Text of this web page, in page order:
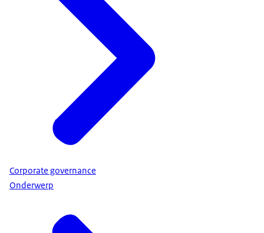
Corporate governance
Onderwerp